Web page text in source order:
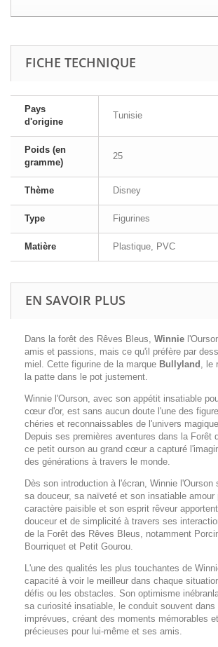
FICHE TECHNIQUE
Pays
d'origine
Tunisie
Poids (en
gramme)
25
Thème Disney
Type Figurines
Matière Plastique, PVC
EN SAVOIR PLUS
Dans la forêt des Rêves Bleus, Winnie
amis et passions, mais ce qu'il préfère par
miel. Cette figurine de la marque Bullyland , le
la patte dans le pot justement.
Winnie l'Ourson, avec son appétit insatiable
cœur d'or, est sans aucun doute l'une des
chéries et reconnaissables de l'univers
Depuis ses premières aventures dans la Forêt
ce petit ourson au grand cœur a capturé
des générations à travers le monde.
Dès son introduction à l'écran, Winnie l'Ourson
sa douceur, sa naïveté et son insatiable amour
caractère paisible et son esprit rêveur
douceur et de simplicité à travers ses
de la Forêt des Rêves Bleus, notamment
Bourriquet et Petit Gourou.
L'une des qualités les plus touchantes de
capacité à voir le meilleur dans chaque
défis ou les obstacles. Son optimisme
sa curiosité insatiable, le conduit souvent dans
imprévues, créant des moments mémorables
précieuses pour lui-même et ses amis.